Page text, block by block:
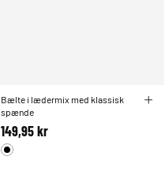
Bælte i lædermix med klassisk
spænde
149,95 kr